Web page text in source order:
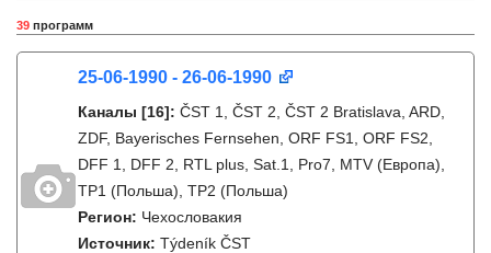
39 программ
25-06-1990 - 26-06-1990
Каналы [16]: ČST 1, ČST 2, ČST 2 Bratislava, ARD,
ZDF, Bayerisches Fernsehen, ORF FS1, ORF FS2,
DFF 1, DFF 2, RTL plus, Sat.1, Pro7, MTV (Европа),
TP1 (Польша), TP2 (Польша)
Регион: Чехословакия
Источник: Týdeník ČST